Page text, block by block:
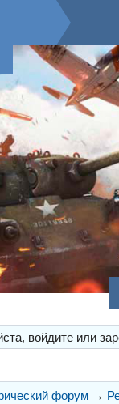
войдите или
форум →